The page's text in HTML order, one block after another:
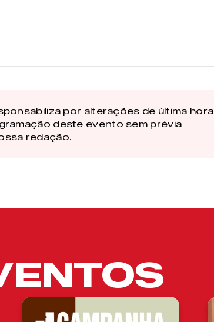
por alterações de última hora
deste evento sem prévia
redação.